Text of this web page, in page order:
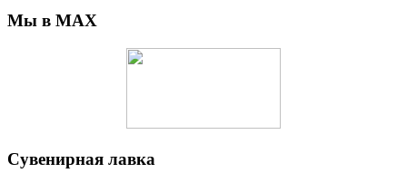
Мы в MAX
Сувенирная лавка